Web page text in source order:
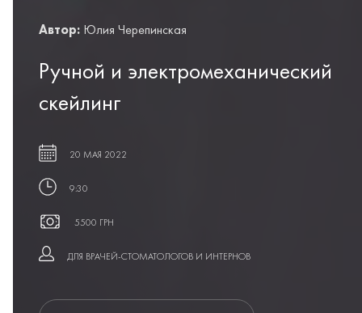
Автор: Юлия Черепинская
Ручной и электромеханический
скейлинг
20 МАЯ 2022
9:30
5500 ГРН
ДЛЯ ВРАЧЕЙ-СТОМАТОЛОГОВ И ИНТЕРНОВ